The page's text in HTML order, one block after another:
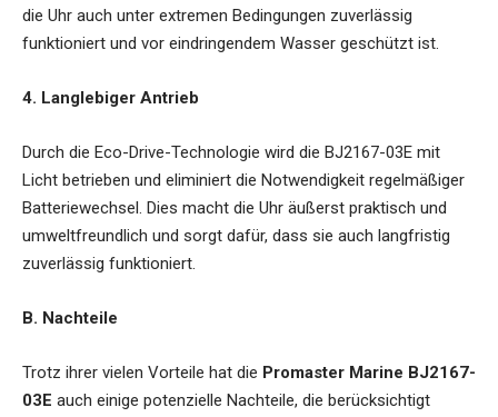
die Uhr auch unter extremen Bedingungen zuverlässig
funktioniert und vor eindringendem Wasser geschützt ist.
4. Langlebiger Antrieb
Durch die Eco-Drive-Technologie wird die BJ2167-03E mit
Licht betrieben und eliminiert die Notwendigkeit regelmäßiger
Batteriewechsel. Dies macht die Uhr äußerst praktisch und
umweltfreundlich und sorgt dafür, dass sie auch langfristig
zuverlässig funktioniert.
B. Nachteile
Trotz ihrer vielen Vorteile hat die Promaster Marine BJ2167-
03E auch einige potenzielle Nachteile, die berücksichtigt